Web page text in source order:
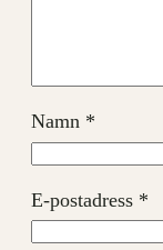
Namn *
E-postadress *